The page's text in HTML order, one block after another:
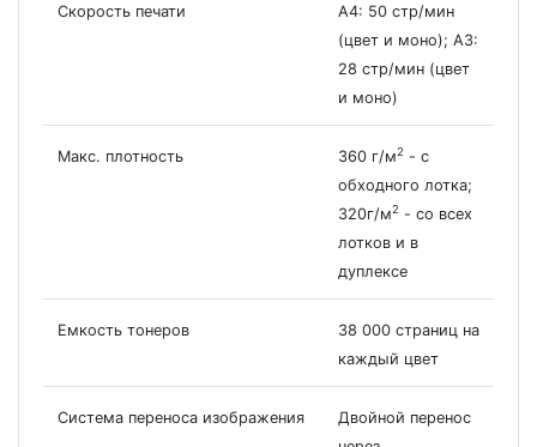
Скорость печати
А4: 50 стр/мин
(цвет и моно); А3:
28 стр/мин (цвет
и моно)
Макс. плотность 360 г/м2 - с
обходного лотка;
320г/м2 - со всех
лотков и в
дуплексе
Емкость тонеров
38 000 страниц на
каждый цвет
Система переноса изображения
Двойной перенос